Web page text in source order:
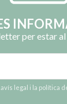
per estar
avís legal i la política